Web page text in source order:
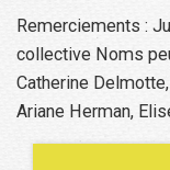
Remerciements :
collective Noms
Catherine
Ariane Herman,